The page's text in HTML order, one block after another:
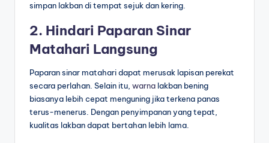
simpan lakban di tempat sejuk dan kering.
2. Hindari Paparan Sinar
Matahari Langsung
Paparan sinar matahari dapat merusak lapisan perekat
secara perlahan. Selain itu, warna lakban bening
biasanya lebih cepat menguning jika terkena panas
terus-menerus. Dengan penyimpanan yang tepat,
kualitas lakban dapat bertahan lebih lama.